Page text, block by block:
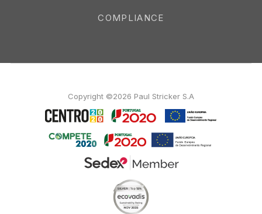
COMPLIANCE
Copyright ©2026 Paul Stricker S.A